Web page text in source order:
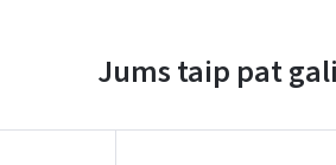
Jums taip pat